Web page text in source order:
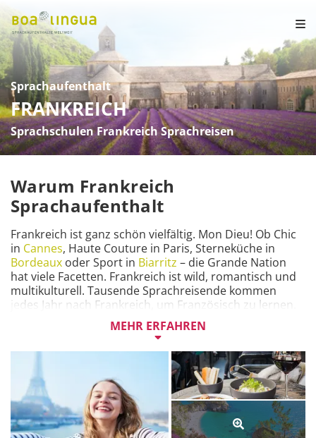
Sprachaufenthalt
FRANKREICH
Sprachschulen Frankreich Sprachreisen
Warum Frankreich
Sprachaufenthalt
Frankreich ist ganz schön vielfältig. Mon Dieu! Ob Chic
in Cannes
Bordeaux oder Sport in Biarritz – die Grande Nation
hat viele Facetten. Frankreich ist wild, romantisch und
multikulturell. Tausende Sprachreisende kommen
jedes Jahr nach Frankreich, um Französisch zu lernen.
Denn mit guten Französischkenntnissen verstehst du
mehr von der Welt. Und steigerst die Chancen für
Lerne Französisch im multikulturellen Paris, im Musée
Picasso in
Antibes oder auf einem Boot an der Côte
d’Azur. Von herzlichen Einheimischen bei einem
Gläschen Pastis oder einer Tasse Café. Mit nach Hause
nimmst du unvergessliche Erlebnisse und fliessende
MEHR ERFAHREN